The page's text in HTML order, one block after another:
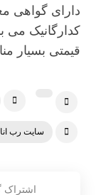
دارای گواهی
کدارگانیک می
قیمتی بسیار
سایت رب